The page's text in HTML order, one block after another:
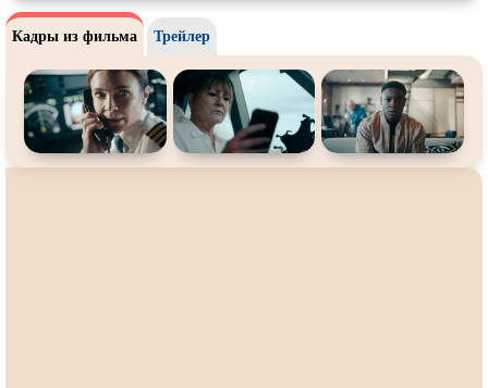
Экранизация В ожидании
Кадры из фильма Трейлер